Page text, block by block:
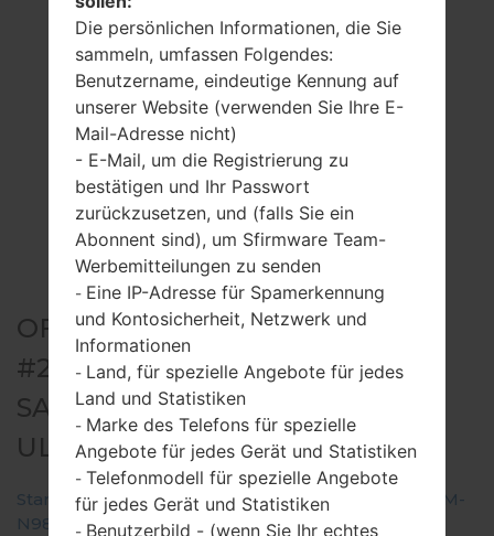
OFFIZIELLER FIRMWARE
#256493 FÜR SM-N986B -
SAMSUNGGALAXY NOTE 20
ULTRA 5G
Startseite →Galaxy Note 20 Ultra 5G
SamsungSM-
N986B
→SM-
Die persönlichen Informationen, die Sie
sammeln, umfassen Folgendes:
Benutzername, eindeutige Kennung auf
unserer Website (verwenden Sie Ihre E-
Mail-Adresse nicht)
- E-Mail, um die Registrierung zu
bestätigen und Ihr Passwort
zurückzusetzen, und (falls Sie ein
Abonnent sind), um Sfirmware Team-
Werbemitteilungen zu senden
- Eine IP-Adresse für Spamerkennung
und Kontosicherheit, Netzwerk und
Informationen
- Land, für spezielle Angebote für jedes
Land und Statistiken
- Marke des Telefons für spezielle
Angebote für jedes Gerät und Statistiken
- Telefonmodell für spezielle Angebote
für jedes Gerät und Statistiken
- Benutzerbild - (wenn Sie Ihr echtes